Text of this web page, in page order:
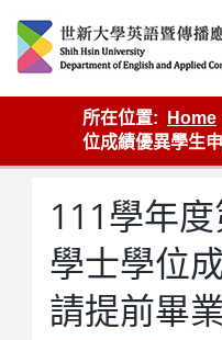
content
英語傳播
所在位置:
Home
位成績優異學生
111學年
學士學位
請提前畢